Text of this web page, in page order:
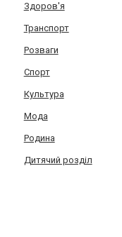
Здоров'я
Транспорт
Розваги
Спорт
Культура
Мода
Родина
Дитячий розділ